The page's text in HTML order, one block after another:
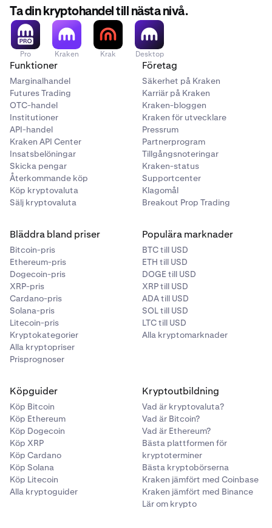
September 15th - September 25th:Remaining
balances of XMR, DASH, USDD, DAI, USDS, USDE, and
ZEC will be liquidated.
Please ensure your positions are closed and funds are
withdrawn before the deadlines above.
Ta din kryptohandel till nästa nivå.
Pro Kraken Krak Desktop
Funktioner
Marginalhandel
Futures Trading
OTC-handel
Institutioner
API-handel
Kraken API Center
Insatsbelöningar
Skicka pengar
Återkommande köp
Köp kryptovaluta
Sälj kryptovaluta
Företag
Säkerhet på Kraken
Karriär på Kraken
Kraken-bloggen
Kraken för utvecklare
Pressrum
Partnerprogram
Tillgångsnoteringar
Kraken-status
Supportcenter
Klagomål
Breakout Prop Trading
Bläddra bland priser
Bitcoin-pris
Ethereum-pris
Dogecoin-pris
XRP-pris
Cardano-pris
Solana-pris
Litecoin-pris
Kryptokategorier
Alla kryptopriser
Prisprognoser
Populära marknader
BTC till USD
ETH till USD
DOGE till USD
XRP till USD
ADA till USD
SOL till USD
LTC till USD
Alla kryptomarknader
Köpguider
Köp Bitcoin
Köp Ethereum
Köp Dogecoin
Köp XRP
Köp Cardano
Köp Solana
Köp Litecoin
Alla kryptoguider
Kryptoutbildning
Vad är kryptovaluta?
Vad är Bitcoin?
Vad är Ethereum?
Bästa plattformen för
kryptoterminer
Bästa kryptobörserna
Kraken jämfört med Coinbase
Kraken jämfört med Binance
Lär om krypto